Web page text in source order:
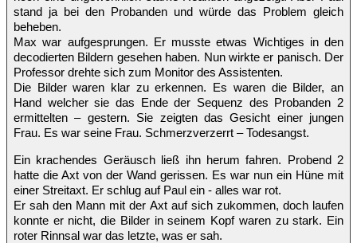
stand ja bei den Probanden und würde das Problem gleich
beheben.
Max war aufgesprungen. Er musste etwas Wichtiges in den
decodierten Bildern gesehen haben. Nun wirkte er panisch. Der
Professor drehte sich zum Monitor des Assistenten.
Die Bilder waren klar zu erkennen. Es waren die Bilder, an
Hand welcher sie das Ende der Sequenz des Probanden 2
ermittelten – gestern. Sie zeigten das Gesicht einer jungen
Frau. Es war seine Frau. Schmerzverzerrt – Todesangst.
Ein krachendes Geräusch ließ ihn herum fahren. Probend 2
hatte die Axt von der Wand gerissen. Es war nun ein Hüne mit
einer Streitaxt. Er schlug auf Paul ein - alles war rot.
Er sah den Mann mit der Axt auf sich zukommen, doch laufen
konnte er nicht, die Bilder in seinem Kopf waren zu stark. Ein
roter Rinnsal war das letzte, was er sah.